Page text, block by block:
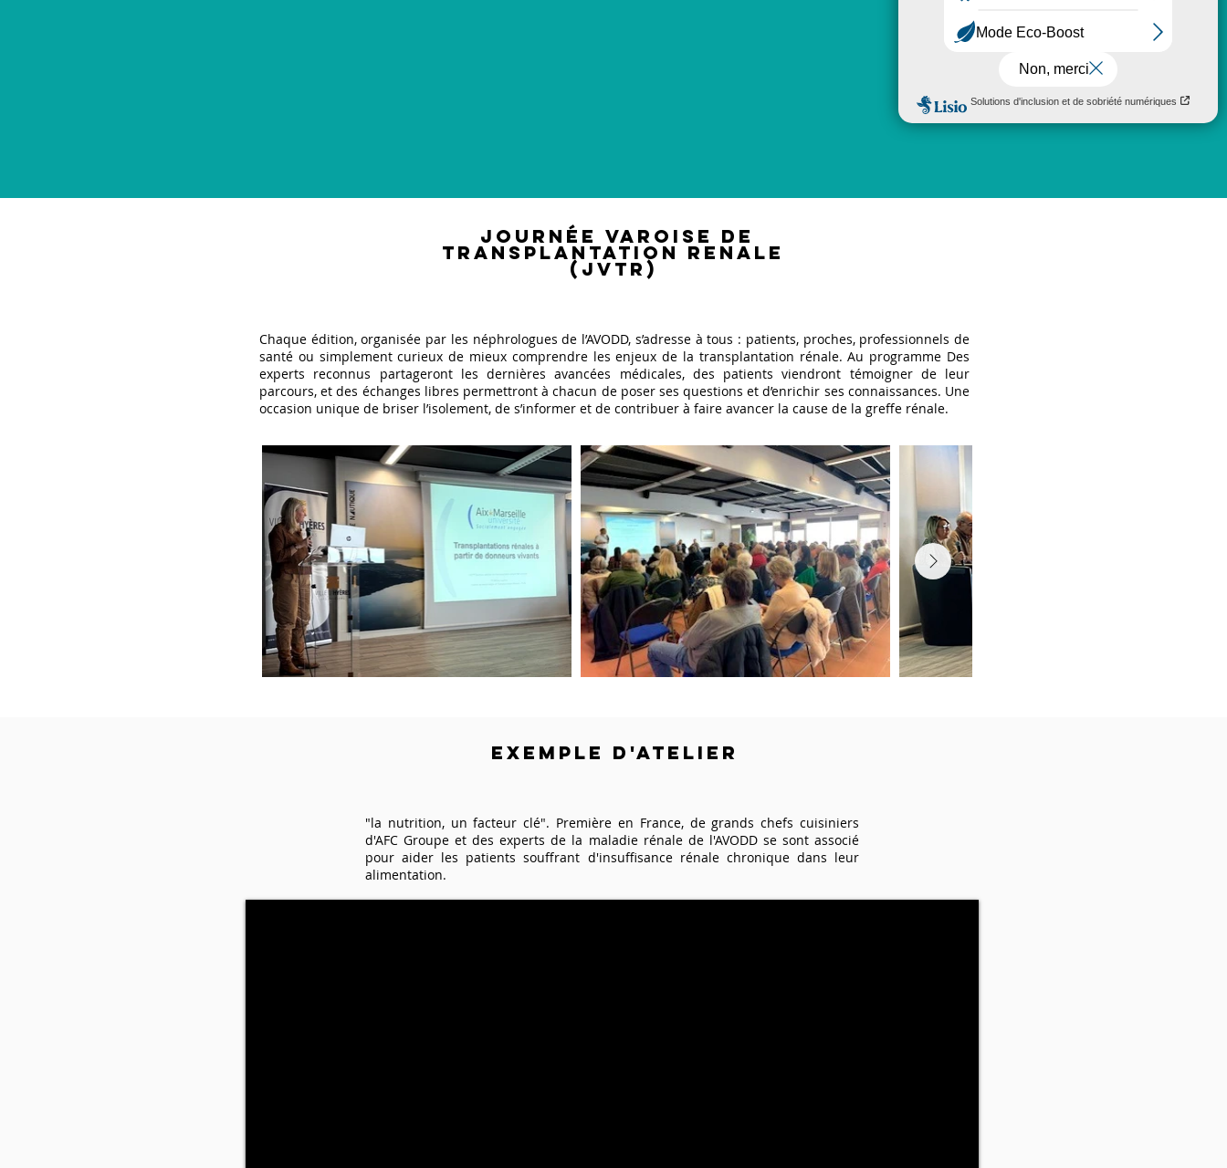
JOURNÉE VAROISE DE
TRANSPLANTATION RENALE
(JVTR)
Chaque édition, organisée par les néphrologues de l’AVODD, s’adresse à tous : patients, proches, professionnels de
santé ou simplement curieux de mieux comprendre les enjeux de la transplantation rénale. Au programme Des
experts reconnus partageront les dernières avancées médicales, des patients viendront témoigner de leur
parcours, et des échanges libres permettront à chacun de poser ses questions et d’enrichir ses connaissances. Une
occasion unique de briser l’isolement, de s’informer et de contribuer à faire avancer la cause de la greffe rénale.
EXEMPLE D'ATELIER
"la nutrition, un facteur clé". Première en France, de grands chefs cuisiniers
d'AFC Groupe et des experts de la maladie rénale de l'AVODD se sont associé
pour aider les patients souffrant d'insuffisance rénale chronique dans leur
alimentation.